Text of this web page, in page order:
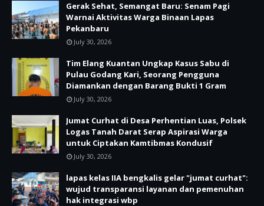
Gerak Sehat, Semangat Baru: Senam Pagi
Warnai Aktivitas Warga Binaan Lapas
Pekanbaru
July 30, 2026
Tim Elang Kuantan Ungkap Kasus Sabu di
Pulau Godang Kari, Seorang Pengguna
Diamankan dengan Barang Bukti 1 Gram
July 30, 2026
Jumat Curhat di Desa Perhentian Luas, Polsek
Logas Tanah Darat Serap Aspirasi Warga
untuk Ciptakan Kamtibmas Kondusif
July 30, 2026
lapas kelas IIA bengkalis gelar "jumat curhat":
wujud transparansi layanan dan pemenuhan
hak integrasi wbp